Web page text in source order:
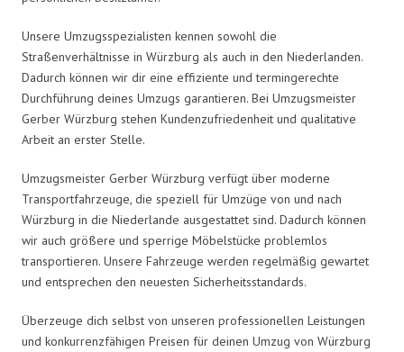
Unsere Umzugsspezialisten kennen sowohl die
Straßenverhältnisse in Würzburg als auch in den Niederlanden.
Dadurch können wir dir eine effiziente und termingerechte
Durchführung deines Umzugs garantieren. Bei Umzugsmeister
Gerber Würzburg stehen Kundenzufriedenheit und qualitative
Arbeit an erster Stelle.
Umzugsmeister Gerber Würzburg verfügt über moderne
Transportfahrzeuge, die speziell für Umzüge von und nach
Würzburg in die Niederlande ausgestattet sind. Dadurch können
wir auch größere und sperrige Möbelstücke problemlos
transportieren. Unsere Fahrzeuge werden regelmäßig gewartet
und entsprechen den neuesten Sicherheitsstandards.
Überzeuge dich selbst von unseren professionellen Leistungen
und konkurrenzfähigen Preisen für deinen Umzug von Würzburg